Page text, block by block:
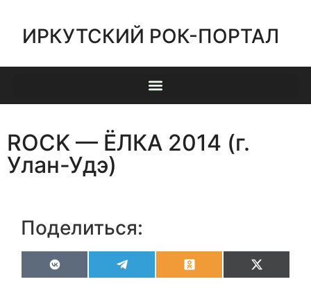
ИРКУТСКИЙ РОК-ПОРТАЛ
ROCK — ЁЛКА 2014 (г.
Улан-Удэ)
Поделиться:
VK OdnoklassnikiX
(Twitter)